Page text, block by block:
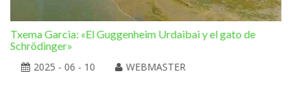
Txema Garcia: «El Guggenheim Urdaibai y el gato de
Schrödinger»
2025 - 06 - 10
WEBMASTER